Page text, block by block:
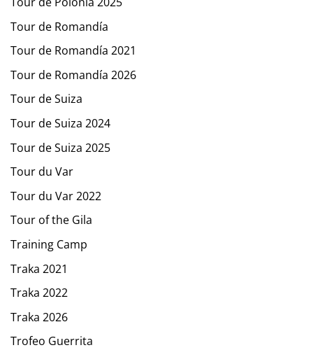
Tour de Romandía
Tour de Romandía 2021
Tour de Romandía 2026
Tour de Suiza
Tour de Suiza 2024
Tour de Suiza 2025
Tour du Var
Tour du Var 2022
Tour of the Gila
Training Camp
Traka 2021
Traka 2022
Traka 2026
Trofeo Guerrita